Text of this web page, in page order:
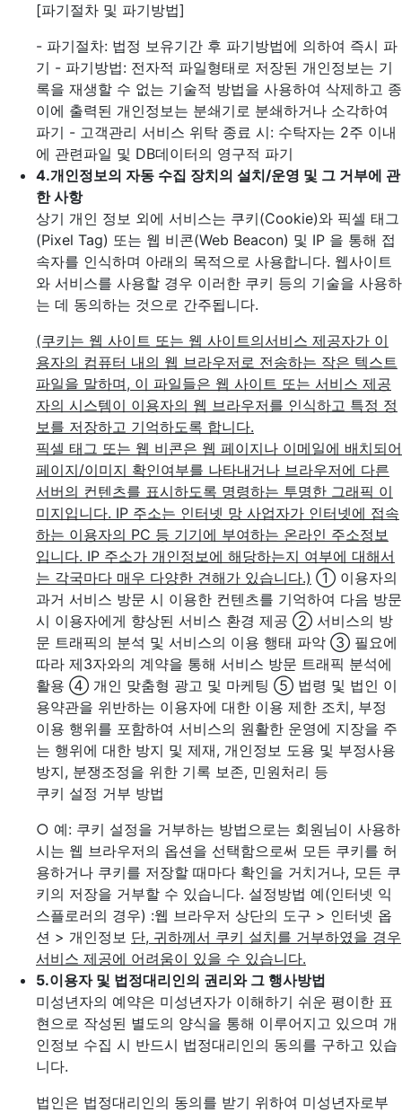
[파기절차 및 파기방법]
- 파기절차: 법정 보유기간 후 파기방법에 의하여 즉시 파
기 - 파기방법: 전자적 파일형태로 저장된 개인정보는 기
록을 재생할 수 없는 기술적 방법을 사용하여 삭제하고 종
이에 출력된 개인정보는 분쇄기로 분쇄하거나 소각하여
파기 - 고객관리 서비스 위탁 종료 시: 수탁자는 2주 이내
에 관련파일 및 DB데이터의 영구적 파기
4.개인정보의 자동 수집 장치의 설치/운영 및 그 거부에 관
한 사항
상기 개인 정보 외에 서비스는 쿠키(Cookie)와 픽셀 태그
(Pixel Tag) 또는 웹 비콘(Web Beacon) 및 IP 을 통해 접
속자를 인식하며 아래의 목적으로 사용합니다. 웹사이트
와 서비스를 사용할 경우 이러한 쿠키 등의 기술을 사용하
는 데 동의하는 것으로 간주됩니다.
(쿠키는 웹 사이트 또는 웹 사이트의서비스 제공자가 이
용자의 컴퓨터 내의 웹 브라우저로 전송하는 작은 텍스트
파일을 말하며, 이 파일들은 웹 사이트 또는 서비스 제공
자의 시스템이 이용자의 웹 브라우저를 인식하고 특정 정
보를 저장하고 기억하도록 합니다.
픽셀 태그 또는 웹 비콘은 웹 페이지나 이메일에 배치되어
페이지/이미지 확인여부를 나타내거나 브라우저에 다른
서버의 컨텐츠를 표시하도록 명령하는 투명한 그래픽 이
미지입니다. IP 주소는 인터넷 망 사업자가 인터넷에 접속
하는 이용자의 PC 등 기기에 부여하는 온라인 주소정보
입니다. IP 주소가 개인정보에 해당하는지 여부에 대해서
는 각국마다 매우 다양한 견해가 있습니다.) ① 이용자의
과거 서비스 방문 시 이용한 컨텐츠를 기억하여 다음 방문
시 이용자에게 향상된 서비스 환경 제공 ② 서비스의 방
문 트래픽의 분석 및 서비스의 이용 행태 파악 ③ 필요에
따라 제3자와의 계약을 통해 서비스 방문 트래픽 분석에
활용 ④ 개인 맞춤형 광고 및 마케팅 ⑤ 법령 및 법인 이
용약관을 위반하는 이용자에 대한 이용 제한 조치, 부정
이용 행위를 포함하여 서비스의 원활한 운영에 지장을 주
는 행위에 대한 방지 및 제재, 개인정보 도용 및 부정사용
방지, 분쟁조정을 위한 기록 보존, 민원처리 등
쿠키 설정 거부 방법
○ 예: 쿠키 설정을 거부하는 방법으로는 회원님이 사용하
시는 웹 브라우저의 옵션을 선택함으로써 모든 쿠키를 허
용하거나 쿠키를 저장할 때마다 확인을 거치거나, 모든 쿠
키의 저장을 거부할 수 있습니다. 설정방법 예(인터넷 익
스플로러의 경우) :웹 브라우저 상단의 도구 > 인터넷 옵
션 > 개인정보 단, 귀하께서 쿠키 설치를 거부하였을 경우
서비스 제공에 어려움이 있을 수 있습니다.
5.이용자 및 법정대리인의 권리와 그 행사방법
미성년자의 예약은 미성년자가 이해하기 쉬운 평이한 표
현으로 작성된 별도의 양식을 통해 이루어지고 있으며 개
인정보 수집 시 반드시 법정대리인의 동의를 구하고 있습
니다.
법인은 법정대리인의 동의를 받기 위하여 미성년자로부